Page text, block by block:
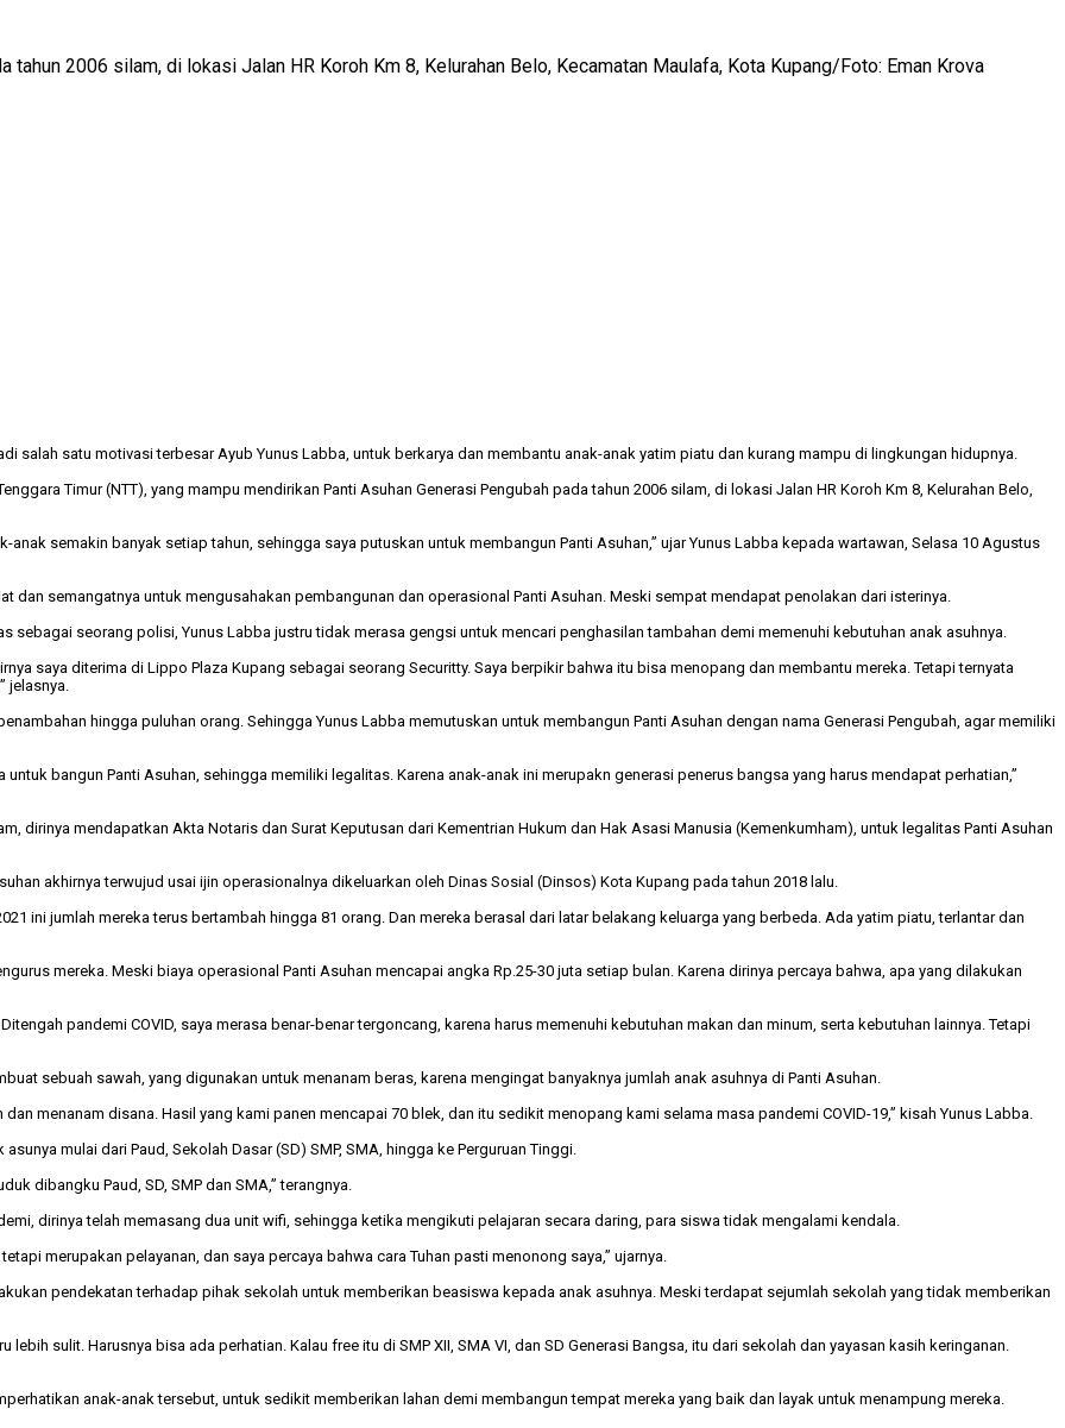
tahun 2006 silam, di lokasi Jalan HR Koroh Km 8, Kelurahan Belo, Kecamatan Maulafa, Kota Kupang/Foto: Eman Krova
salah satu motivasi terbesar Ayub Yunus Labba, untuk berkarya dan membantu anak-anak yatim piatu dan kurang mampu di lingkungan hidupnya.
Timur (NTT), yang mampu mendirikan Panti Asuhan Generasi Pengubah pada tahun 2006 silam, di lokasi Jalan HR Koroh Km 8, Kelurahan Belo,
semakin banyak setiap tahun, sehingga saya putuskan untuk membangun Panti Asuhan,” ujar Yunus Labba kepada wartawan, Selasa 10 Agustus
dan semangatnya untuk mengusahakan pembangunan dan operasional Panti Asuhan. Meski sempat mendapat penolakan dari isterinya.
sebagai seorang polisi, Yunus Labba justru tidak merasa gengsi untuk mencari penghasilan tambahan demi memenuhi kebutuhan anak asuhnya.
saya diterima di Lippo Plaza Kupang sebagai seorang Securitty. Saya berpikir bahwa itu bisa menopang dan membantu mereka. Tetapi ternyata
jelasnya.
hingga puluhan orang. Sehingga Yunus Labba memutuskan untuk membangun Panti Asuhan dengan nama Generasi Pengubah, agar memiliki
bangun Panti Asuhan, sehingga memiliki legalitas. Karena anak-anak ini merupakn generasi penerus bangsa yang harus mendapat perhatian,”
dirinya mendapatkan Akta Notaris dan Surat Keputusan dari Kementrian Hukum dan Hak Asasi Manusia (Kemenkumham), untuk legalitas Panti Asuhan
akhirnya terwujud usai ijin operasionalnya dikeluarkan oleh Dinas Sosial (Dinsos) Kota Kupang pada tahun 2018 lalu.
ini jumlah mereka terus bertambah hingga 81 orang. Dan mereka berasal dari latar belakang keluarga yang berbeda. Ada yatim piatu, terlantar dan
mereka. Meski biaya operasional Panti Asuhan mencapai angka Rp.25-30 juta setiap bulan. Karena dirinya percaya bahwa, apa yang dilakukan
pandemi COVID, saya merasa benar-benar tergoncang, karena harus memenuhi kebutuhan makan dan minum, serta kebutuhan lainnya. Tetapi
sebuah sawah, yang digunakan untuk menanam beras, karena mengingat banyaknya jumlah anak asuhnya di Panti Asuhan.
menanam disana. Hasil yang kami panen mencapai 70 blek, dan itu sedikit menopang kami selama masa pandemi COVID-19,” kisah Yunus Labba.
mulai dari Paud, Sekolah Dasar (SD) SMP, SMA, hingga ke Perguruan Tinggi.
dibangku Paud, SD, SMP dan SMA,” terangnya.
dirinya telah memasang dua unit wifi, sehingga ketika mengikuti pelajaran secara daring, para siswa tidak mengalami kendala.
merupakan pelayanan, dan saya percaya bahwa cara Tuhan pasti menonong saya,” ujarnya.
pendekatan terhadap pihak sekolah untuk memberikan beasiswa kepada anak asuhnya. Meski terdapat sejumlah sekolah yang tidak memberikan
sulit. Harusnya bisa ada perhatian. Kalau free itu di SMP XII, SMA VI, dan SD Generasi Bangsa, itu dari sekolah dan yayasan kasih keringanan.
anak-anak tersebut, untuk sedikit memberikan lahan demi membangun tempat mereka yang baik dan layak untuk menampung mereka.